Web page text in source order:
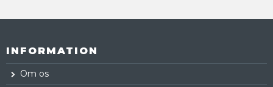
INFORMATION
Om os